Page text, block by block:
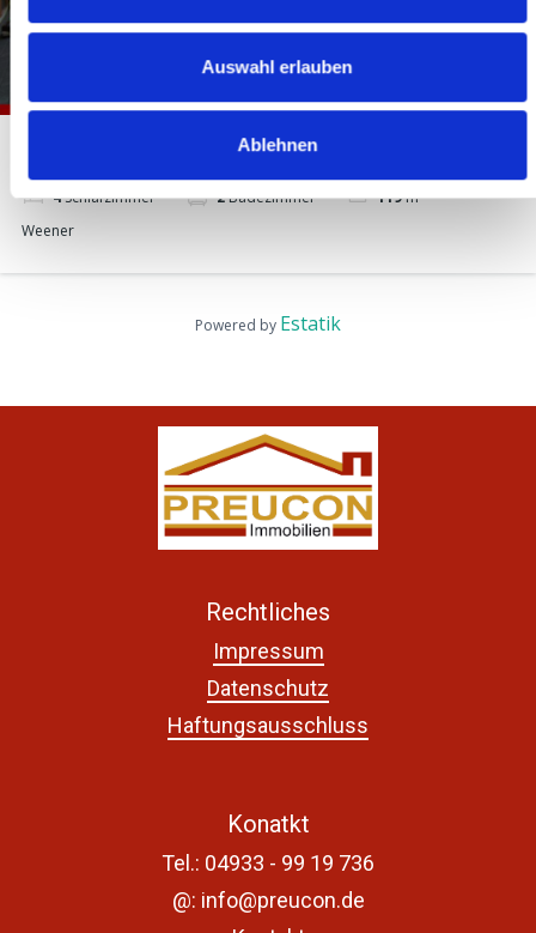
Auswahl erlauben
Ablehnen
4Schlafzimmer 2Badezimmer 119m²
Weener
Powered by Estatik
Rechtliches
Impressum
Datenschutz
Haftungsausschluss
Konatkt
Tel.: 04933 - 99 19 736
@: info@preucon.de